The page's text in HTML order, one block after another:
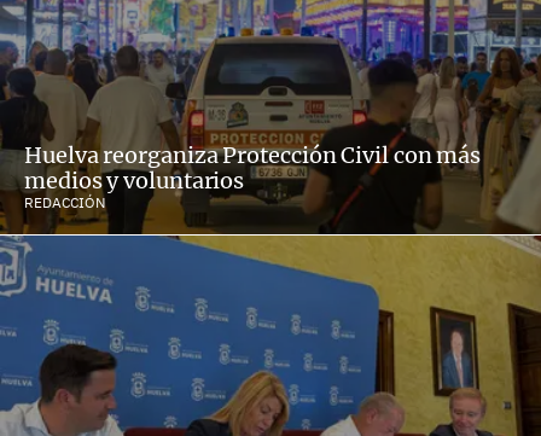
Huelva reorganiza Protección Civil con más
medios y voluntarios
REDACCIÓN